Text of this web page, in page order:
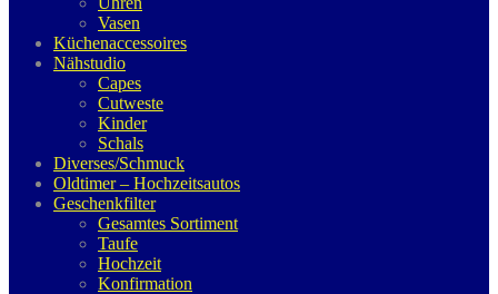
Vasen
Küchenaccessoires
Nähstudio
Capes
Cutweste
Kinder
Schals
Diverses/Schmuck
Oldtimer – Hochzeitsautos
Geschenkfilter
Gesamtes Sortiment
Taufe
Hochzeit
Konfirmation